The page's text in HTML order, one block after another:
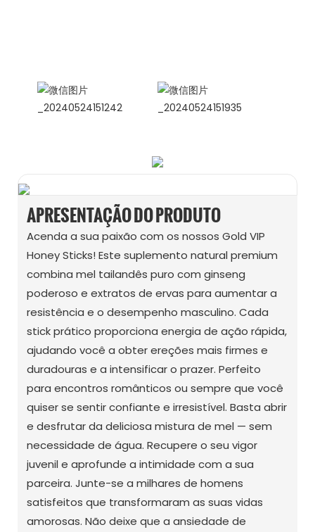
APRESENTAÇÃO DO PRODUTO
Acenda a sua paixão com os nossos Gold VIP
Honey Sticks! Este suplemento natural premium
combina mel tailandês puro com ginseng
poderoso e extratos de ervas para aumentar a
resistência e o desempenho masculino. Cada
stick prático proporciona energia de ação rápida,
ajudando você a obter ereções mais firmes e
duradouras e a intensificar o prazer. Perfeito
para encontros românticos ou sempre que você
quiser se sentir confiante e irresistível. Basta abrir
e desfrutar da deliciosa mistura de mel — sem
necessidade de água. Recupere o seu vigor
juvenil e aprofunde a intimidade com a sua
parceira. Junte-se a milhares de homens
satisfeitos que transformaram as suas vidas
amorosas. Não deixe que a ansiedade de